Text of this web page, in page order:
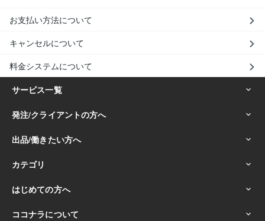
お支払い方法について
キャンセルについて
料金システムについて